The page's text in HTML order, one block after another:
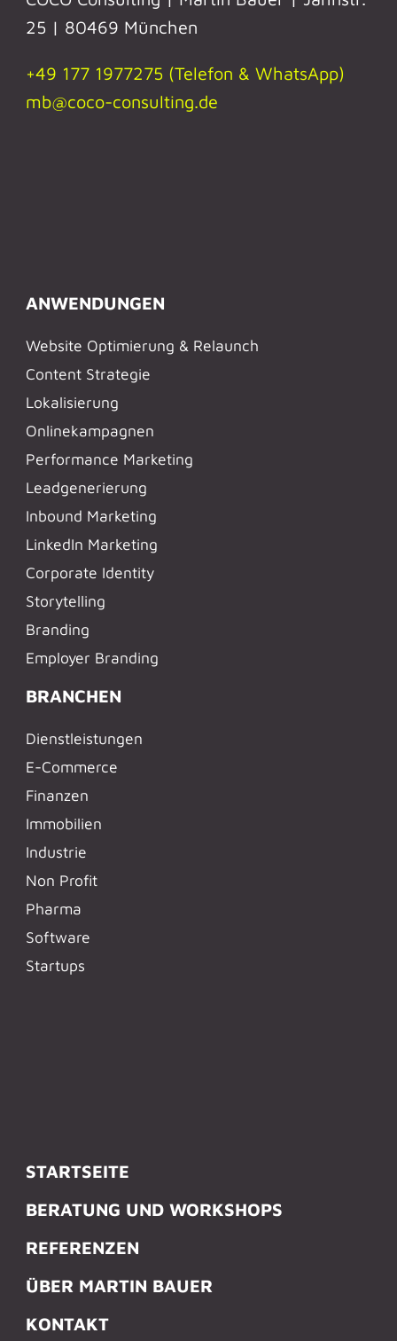
25 | 80469 München
+49 177 1977275 (Telefon & WhatsApp)
mb@coco-consulting.de
ANWENDUNGEN
Website Optimierung & Relaunch
Content Strategie
Lokalisierung
Onlinekampagnen
Performance Marketing
Leadgenerierung
Inbound Marketing
LinkedIn Marketing
Corporate Identity
Storytelling
Branding
Employer Branding
BRANCHEN
Dienstleistungen
E-Commerce
Finanzen
Immobilien
Industrie
Non Profit
Pharma
Software
Startups
STARTSEITE
BERATUNG UND WORKSHOPS
REFERENZEN
ÜBER MARTIN BAUER
KONTAKT